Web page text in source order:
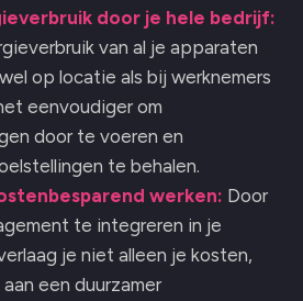
door je hele bedrijf:
van al je apparaten
op locatie als bij werknemers
eenvoudiger om
door te voeren en
te behalen.
werken: Door
te integreren in je
je niet alleen je kosten,
een duurzamer